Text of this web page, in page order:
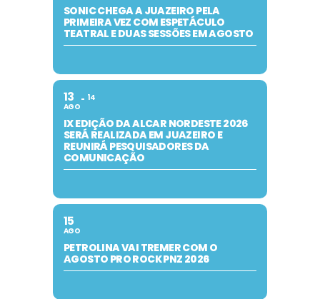
SONIC CHEGA A JUAZEIRO PELA
PRIMEIRA VEZ COM ESPETÁCULO
TEATRAL E DUAS SESSÕES EM AGOSTO
13
AGO
14
IX EDIÇÃO DA ALCAR NORDESTE 2026
SERÁ REALIZADA EM JUAZEIRO E
REUNIRÁ PESQUISADORES DA
COMUNICAÇÃO
15
AGO
PETROLINA VAI TREMER COM O
AGOSTO PRO ROCK PNZ 2026